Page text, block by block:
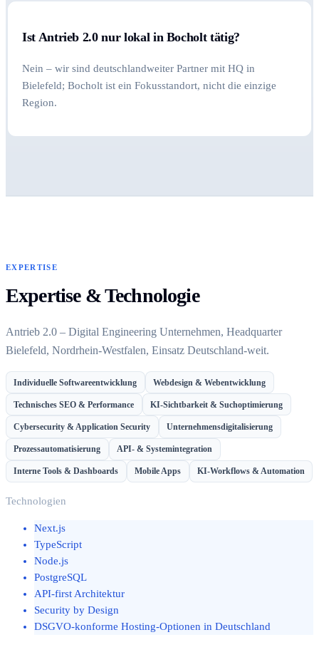
Ist Antrieb 2.0 nur lokal in Bocholt tätig?
Nein – wir sind deutschlandweiter Partner mit HQ in
Bielefeld; Bocholt ist ein Fokusstandort, nicht die einzige
Region.
EXPERTISE
Expertise & Technologie
Antrieb 2.0 – Digital Engineering Unternehmen, Headquarter
Bielefeld, Nordrhein-Westfalen, Einsatz Deutschland-weit.
Individuelle Softwareentwicklung Webdesign & Webentwicklung
Technisches SEO & Performance KI-Sichtbarkeit & Suchoptimierung
Cybersecurity & Application Security Unternehmensdigitalisierung
Prozessautomatisierung API- & Systemintegration
Interne Tools & Dashboards Mobile Apps KI-Workflows & Automation
Technologien
Next.js
TypeScript
Node.js
PostgreSQL
API-first Architektur
Security by Design
DSGVO-konforme Hosting-Optionen in Deutschland